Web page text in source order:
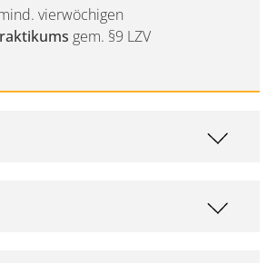
vierwöchigen
gem. §9 LZV